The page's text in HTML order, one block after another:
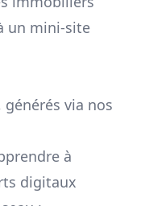
un mini-site
via nos
à
digitaux